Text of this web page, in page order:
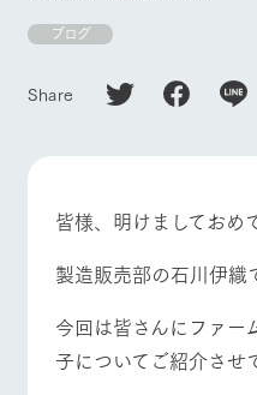
本日の営業時間
や牧場の天気、
状況などを毎日
フラワー
ガーデン
Ark館ヶ森について
牧場に行く
ArkFarm Wedding
ブログ
Share
皆様、明けましておめ
製造販売部の石川伊織
今回は皆さんにファー
子についてご紹介させ